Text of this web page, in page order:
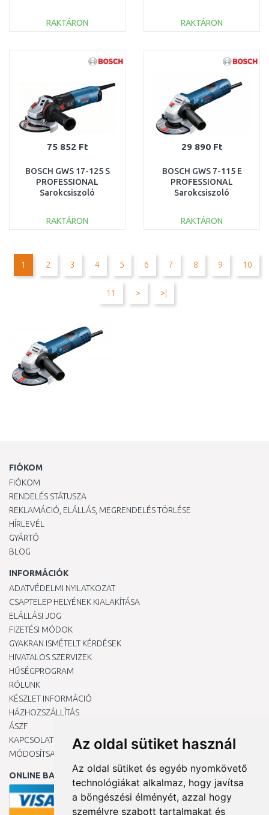
Az oldal sütiket használ
Az oldal sütiket és egyéb nyomkövető
technológiákat alkalmaz, hogy javítsa
a böngészési élményét, azzal hogy
személyre szabott tartalmakat és
RAKTÁRON
Összehasonlítás
RAKTÁRON
Összehasonlítás
75 852 Ft
BOSCH GWS 17-125 S
PROFESSIONAL
Sarokcsiszoló
RAKTÁRON
Összehasonlítás
29 890 Ft
BOSCH GWS 7-115 E
PROFESSIONAL
Sarokcsiszoló
RAKTÁRON
Összehasonlítás
1 2 3 4 5 6 7 8 9 10
11 > >|
FIÓKOM
FIÓKOM
RENDELÉS STÁTUSZA
REKLAMÁCIÓ, ELÁLLÁS, MEGRENDELÉS TÖRLÉSE
HÍRLEVÉL
GYÁRTÓ
BLOG
INFORMÁCIÓK
ADATVÉDELMI NYILATKOZAT
CSAPTELEP HELYÉNEK KIALAKÍTÁSA
ELÁLLÁSI JOG
FIZETÉSI MÓDOK
GYAKRAN ISMÉTELT KÉRDÉSEK
HIVATALOS SZERVIZEK
HŰSÉGPROGRAM
RÓLUNK
KÉSZLET INFORMÁCIÓ
HÁZHOZSZÁLLÍTÁS
ÁSZF
KAPCSOLAT
MÓDOSÍTSA A COOKIE-BEÁLLÍTÁSAIMAT
ONLINE BANKKÁRTYÁVAL